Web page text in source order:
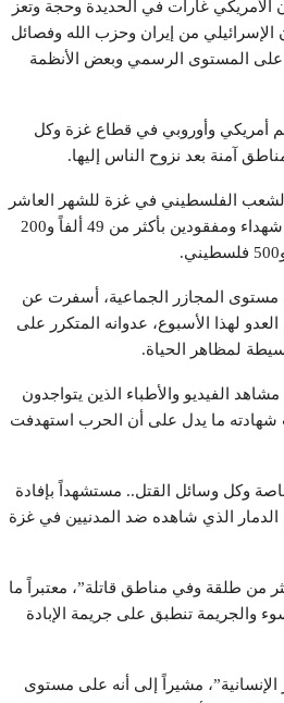
الأمريكي غارات في الحديدة وحجة وتعز
الإسرائيلي من إيران وحزب الله وفصائل
على المستوى الرسمي وبعض الأنظمة
أمريكي وأوروبي في قطاع غزة وكل
آمنة بعد نزوح الناس إليها.
الفلسطيني في غزة للشهر العاشر
والأسبوع الـ 42، والـ 293 يوماً، وبلغ عدد المجازر ثلاثة آلاف و475 مجزرة، نتج عنها شهداء ومفقودين بأكثر من 49 ألفاً و200
لهذا الأسبوع التي بلغت أكثر من 28 مجزرة على مستوى المجازر الجماعية، أسفرت عن
جرائم العدو لهذا الأسبوع، عدوانه المتكرر على
لمظاهر الحياة.
الفيديو والأطباء الذين يتواجدون
شهادته ما يدل على أن الحرب استهدفت
وكل وسائل القتل.. مستشهداً بإفادة
مجموع ما شاهده من كوارث طيلة 30 عاماً لا تعادل الدمار الذي شاهده ضد المدنيين في غزة
من طلقة وفي مناطق قاتلة”، معتبراً ما
والجريمة تنطبق على جريمة الإبادة
مشيراً إلى أنه على مستوى